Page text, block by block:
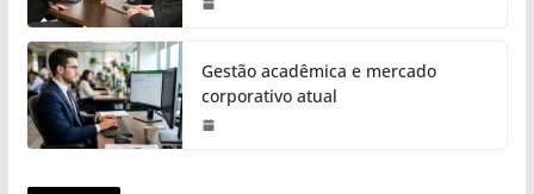
Gestão acadêmica e mercado
corporativo atual